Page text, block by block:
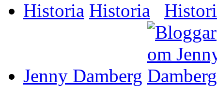
Historia
Jenny Damberg